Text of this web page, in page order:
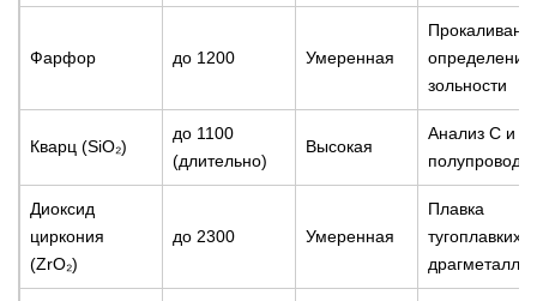
Фарфор до 1200 Умеренная
определение
зольности
Кварц (SiO₂)
до 1100
(длительно)
Высокая
Анализ C и S,
Диоксид
циркония
(ZrO₂)
до 2300 Умеренная
Плавка
тугоплавких и
драгметаллов